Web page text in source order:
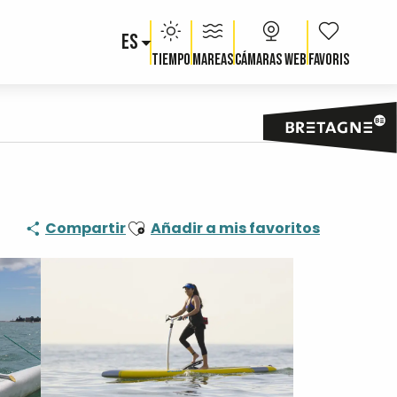
ES
TiempoMareasCámaras web Voir les
CompartirAjouter aux favoris
Añadir a mis favoritos